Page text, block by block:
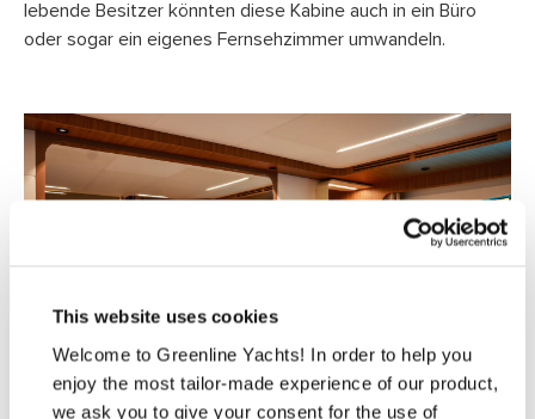
This website uses cookies
Welcome to Greenline Yachts! In order to help you
enjoy the most tailor-made experience of our product,
we ask you to give your consent for the use of
lebende Besitzer könnten diese Kabine auch in ein Büro
oder sogar ein eigenes Fernsehzimmer umwandeln.